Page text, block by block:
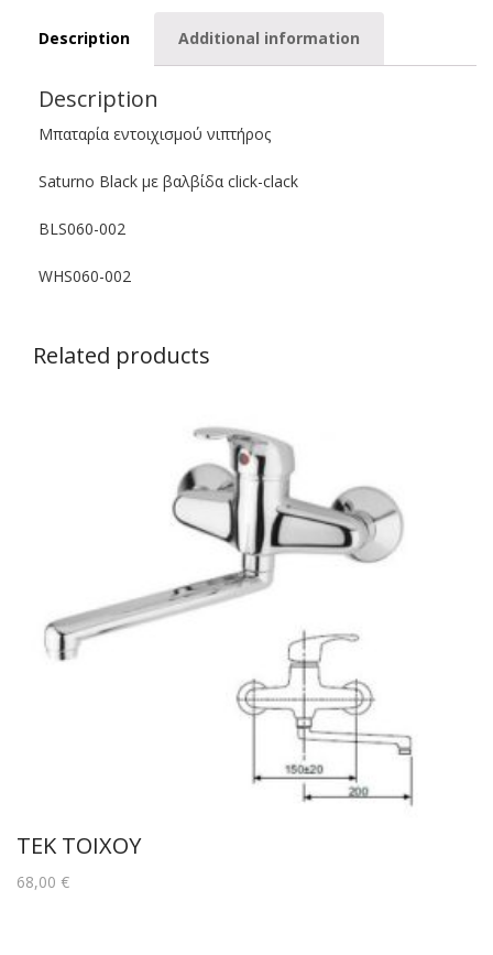
Description Additional information
Description
Μπαταρία εντοιχισμού νιπτήρος
Saturno Black με βαλβίδα click-clack
BLS060-002
WHS060-002
Related products
TEK ΤΟΙΧΟΥ
68,00 €